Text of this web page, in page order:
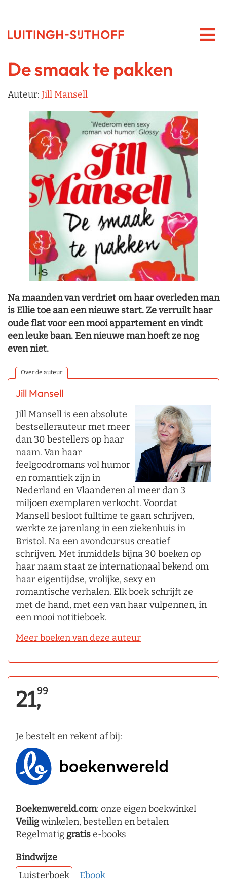
De smaak te pakken
Auteur: Jill Mansell
Na maanden van verdriet om haar overleden man
is Ellie toe aan een nieuwe start. Ze verruilt haar
oude flat voor een mooi appartement en vindt
een leuke baan. Een nieuwe man hoeft ze nog
even niet.
Over de auteur
Jill Mansell
Jill Mansell is een absolute
bestsellerauteur met meer
dan 30 bestellers op haar
naam. Van haar
feelgoodromans vol humor
en romantiek zijn in
Nederland en Vlaanderen al meer dan 3
miljoen exemplaren verkocht. Voordat
Mansell besloot fulltime te gaan schrijven,
werkte ze jarenlang in een ziekenhuis in
Bristol. Na een avondcursus creatief
schrijven. Met inmiddels bijna 30 boeken op
haar naam staat ze internationaal bekend om
haar eigentijdse, vrolijke, sexy en
romantische verhalen. Elk boek schrijft ze
met de hand, met een van haar vulpennen, in
een mooi notitieboek.
Meer boeken van deze auteur
21,99
Je bestelt en rekent af bij:
Boekenwereld.com: onze eigen boekwinkel
Veiligwinkelen, bestellen en betalen
Regelmatig gratise-books
Bindwijze
Luisterboek
Ebook